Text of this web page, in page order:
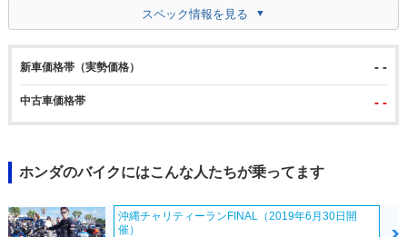
スペック情報を見る
新車価格帯（実勢価格） - -
中古車価格帯 - -
ホンダのバイクにはこんな人たちが乗ってます
沖縄チャリティーランFINAL（2019年6月30日開
催）